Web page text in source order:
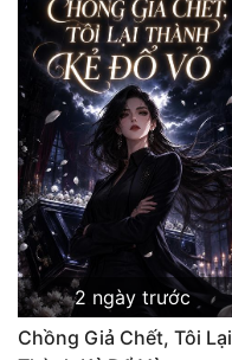
2 ngày trước
Chồng Giả Chết, Tôi Lại